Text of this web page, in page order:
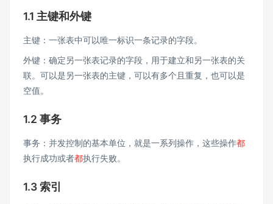
1.1 主键和外键
主键：一张表中可以唯一标识一条记录的字段。
外键：确定另一张表记录的字段，用于建立和另一张表的关
联。可以是另一张表的主键，可以有多个且重复，也可以是
空值。
1.2 事务
事务：并发控制的基本单位，就是一系列操作，这些操作都
执行成功或者都执行失败。
1.3 索引